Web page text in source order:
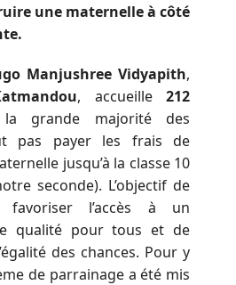
une maternelle à côté
Manjushree Vidyapith,
, accueille212
grande majorité des
pas payer les frais de
jusqu’à la classe 10
seconde). L’objectif de
favoriser l’accès à un
qualité pour tous et de
des chances. Pour y
de parrainage a été mis